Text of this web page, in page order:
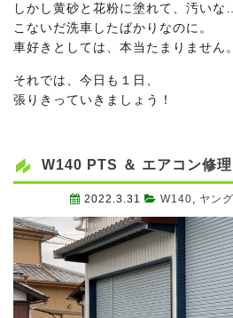
しかし黄砂と花粉に塗れて、汚いな
こないだ洗車したばかりなのに。
車好きとしては、本当たまりません
それでは、今日も１日、
張りきっていきましょう！
W140 PTS ＆ エアコン修理
2022.3.31 W140, ヤン